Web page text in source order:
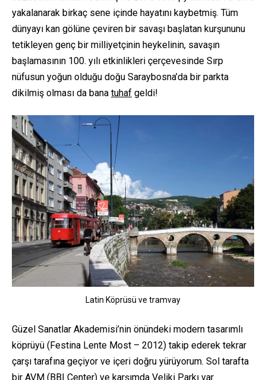
yakalanarak birkaç sene içinde hayatını kaybetmiş. Tüm
dünyayı kan gölüne çeviren bir savaşı başlatan kurşununu
tetikleyen genç bir milliyetçinin heykelinin, savaşın
başlamasının 100. yılı etkinlikleri çerçevesinde Sırp
nüfusun yoğun olduğu doğu Saraybosna’da bir parkta
dikilmiş olması da bana tuhaf geldi!
Latin Köprüsü ve tramvay
Güzel Sanatlar Akademisi’nin önündeki modern tasarımlı
köprüyü (Festina Lente Most – 2012) takip ederek tekrar
çarşı tarafına geçiyor ve içeri doğru yürüyorum. Sol tarafta
bir AVM (BBI Center) ve karşımda Veliki Parkı var.